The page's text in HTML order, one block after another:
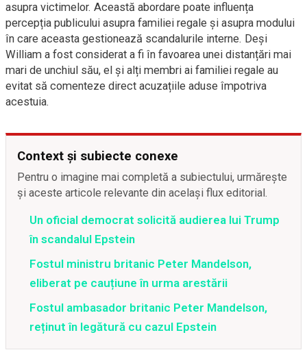
asupra victimelor. Această abordare poate influența
percepția publicului asupra familiei regale și asupra modului
în care aceasta gestionează scandalurile interne. Deși
William a fost considerat a fi în favoarea unei distanțări mai
mari de unchiul său, el și alți membri ai familiei regale au
evitat să comenteze direct acuzațiile aduse împotriva
acestuia.
Context și subiecte conexe
Pentru o imagine mai completă a subiectului, urmărește
și aceste articole relevante din același flux editorial.
Un oficial democrat solicită audierea lui Trump
în scandalul Epstein
Fostul ministru britanic Peter Mandelson,
eliberat pe cauțiune în urma arestării
Fostul ambasador britanic Peter Mandelson,
reținut în legătură cu cazul Epstein